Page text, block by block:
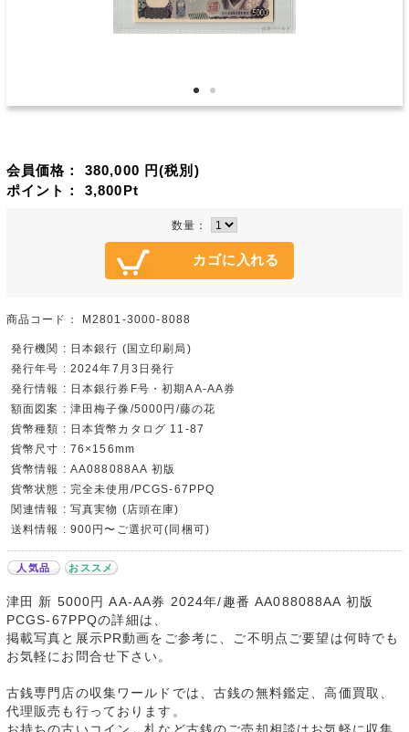
会員価格： 380,000 円(税別)
ポイント： 3,800Pt
数量：
商品コード： M2801-3000-8088
発行機関 : 日本銀行 (国立印刷局)
発行年号 : 2024年7月3日発行
発行情報 : 日本銀行券F号・初期AA-AA券
額面図案 : 津田梅子像/5000円/藤の花
貨幣種類 : 日本貨幣カタログ 11-87
貨幣尺寸 : 76×156mm
貨幣情報 : AA088088AA 初版
貨幣状態 : 完全未使用/PCGS-67PPQ
関連情報 : 写真実物 (店頭在庫)
送料情報 : 900円〜ご選択可(同梱可)
人気品 おススメ
津田 新 5000円 AA-AA券 2024年/趣番 AA088088AA 初版
PCGS-67PPQの詳細は、
掲載写真と展示PR動画をご参考に、ご不明点ご要望は何時でも
お気軽にお問合せ下さい。
古銭専門店の収集ワールドでは、古銭の無料鑑定、高価買取、
代理販売も行っております。